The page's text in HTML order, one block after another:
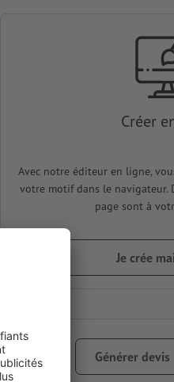
Créer
Avec notre éditeur en ligne,
votre motif dans le navigateur.
page sont à
Je crée
TVA incl.
Générer devis